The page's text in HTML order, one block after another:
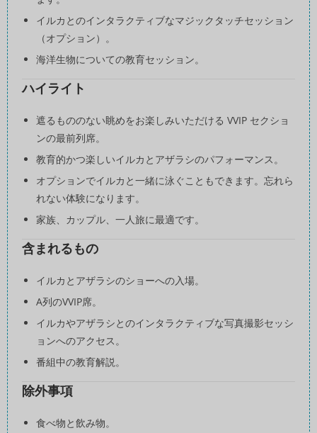
イルカとのインタラクティブなマジックタッチセッション
（オプション）。
海洋生物についての教育セッション。
ハイライト
遮るもののない眺めをお楽しみいただける VVIP セクショ
ンの最前列席。
教育的かつ楽しいイルカとアザラシのパフォーマンス。
オプションでイルカと一緒に泳ぐこともできます。忘れら
れない体験になります。
家族、カップル、一人旅に最適です。
含まれるもの
イルカとアザラシのショーへの入場。
A列のVVIP席。
イルカやアザラシとのインタラクティブな写真撮影セッシ
ョンへのアクセス。
番組中の教育解説。
除外事項
食べ物と飲み物。